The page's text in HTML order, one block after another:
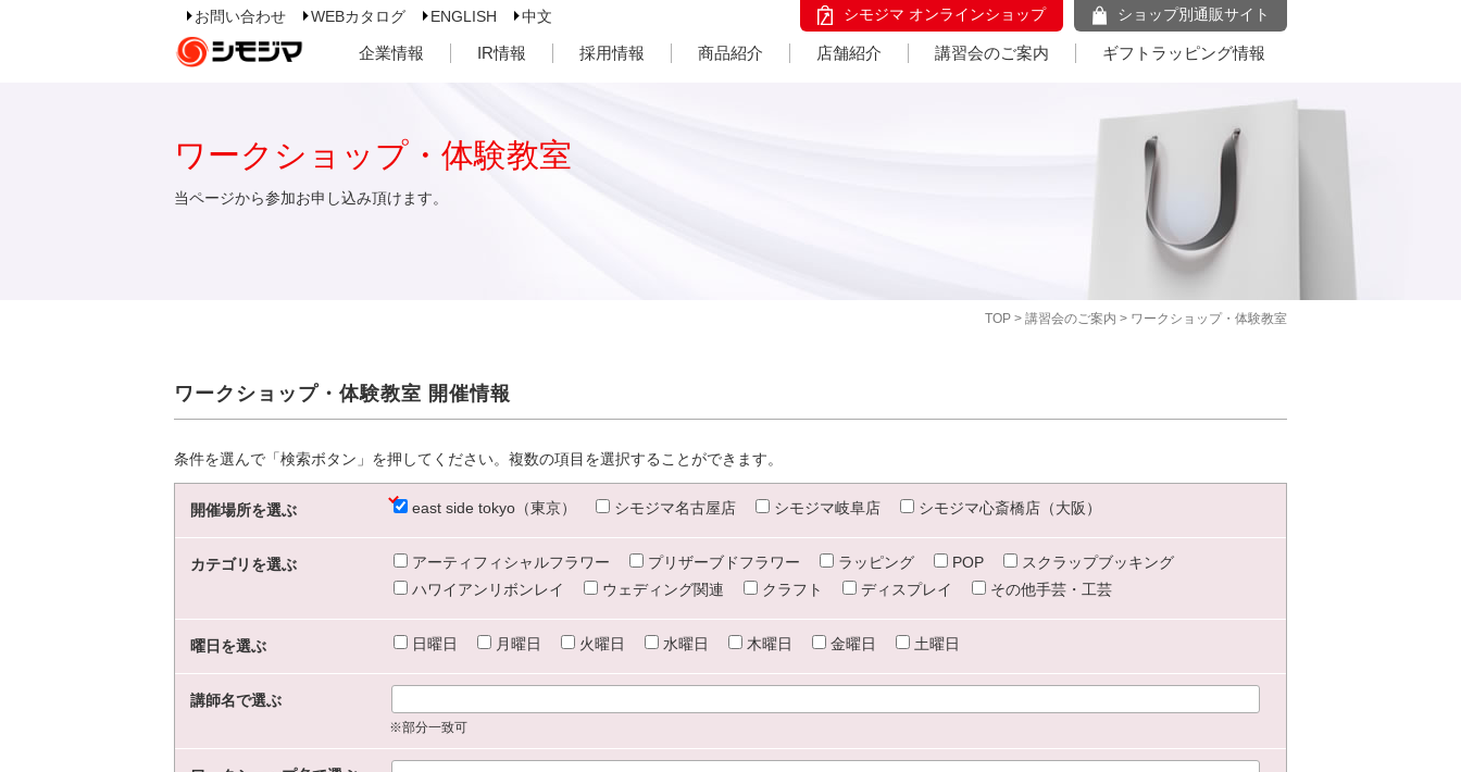
お問い合わせ WEBカタログ ENGLISH 中文 シモジマ オンラインショップ ショップ別通販サイト
企業情報 IR情報 採用情報 商品紹介 店舗紹介 講習会のご案内 ギフトラッピング情報
TOP > 講習会のご案内 > ワークショップ・体験教室
ワークショップ・体験教室
当ページから参加お申し込み頂けます。
ワークショップ・体験教室 開催情報
条件を選んで「検索ボタン」を押してください。複数の項目を選択することができます。
開催場所を選ぶ east side tokyo（東京） シモジマ名古屋店 シモジマ岐阜店 シモジマ心斎橋店（大阪）
カテゴリを選ぶ アーティフィシャルフラワー プリザーブドフラワー ラッピング POP
スクラップブッキング
ハワイアンリボンレイ
ウェディング関連 クラフト ディスプレイ その他手芸・工芸
曜日を選ぶ 日曜日 月曜日 火曜日 水曜日 木曜日 金曜日 土曜日
講師名で選ぶ
※部分一致可